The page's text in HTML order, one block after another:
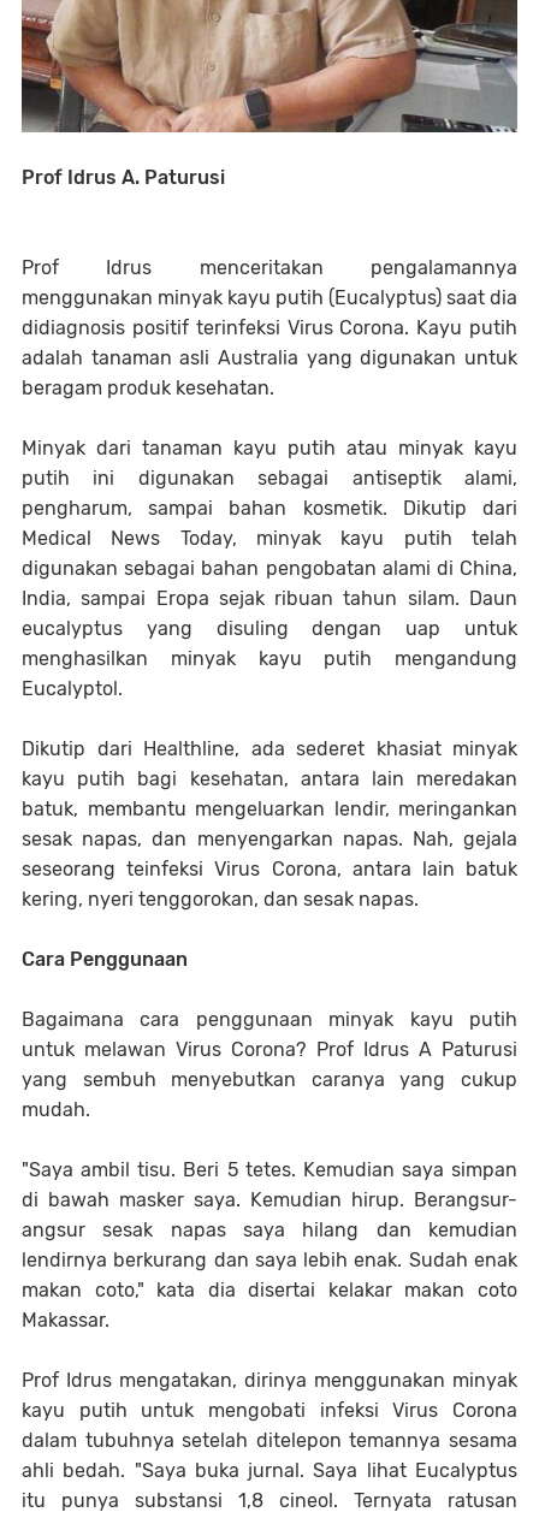
Prof Idrus A. Paturusi
Prof Idrus menceritakan pengalamannya
menggunakan minyak kayu putih (Eucalyptus) saat dia
didiagnosis positif terinfeksi Virus Corona. Kayu putih
adalah tanaman asli Australia yang digunakan untuk
beragam produk kesehatan.
Minyak dari tanaman kayu putih atau minyak kayu
putih ini digunakan sebagai antiseptik alami,
pengharum, sampai bahan kosmetik. Dikutip dari
Medical News Today, minyak kayu putih telah
digunakan sebagai bahan pengobatan alami di China,
India, sampai Eropa sejak ribuan tahun silam. Daun
eucalyptus yang disuling dengan uap untuk
menghasilkan minyak kayu putih mengandung
Eucalyptol.
Dikutip dari Healthline, ada sederet khasiat minyak
kayu putih bagi kesehatan, antara lain meredakan
batuk, membantu mengeluarkan lendir, meringankan
sesak napas, dan menyengarkan napas. Nah, gejala
seseorang teinfeksi Virus Corona, antara lain batuk
kering, nyeri tenggorokan, dan sesak napas.
Cara Penggunaan
Bagaimana cara penggunaan minyak kayu putih
untuk melawan Virus Corona? Prof Idrus A Paturusi
yang sembuh menyebutkan caranya yang cukup
mudah.
"Saya ambil tisu. Beri 5 tetes. Kemudian saya simpan
di bawah masker saya. Kemudian hirup. Berangsur-
angsur sesak napas saya hilang dan kemudian
lendirnya berkurang dan saya lebih enak. Sudah enak
makan coto," kata dia disertai kelakar makan coto
Makassar.
Prof Idrus mengatakan, dirinya menggunakan minyak
kayu putih untuk mengobati infeksi Virus Corona
dalam tubuhnya setelah ditelepon temannya sesama
ahli bedah. "Saya buka jurnal. Saya lihat Eucalyptus
itu punya substansi 1,8 cineol. Ternyata ratusan